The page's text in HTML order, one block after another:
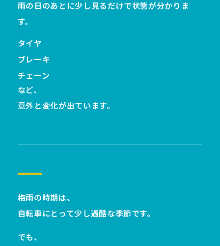
雨の日のあとに少し見るだけで状態が分かりま
す。
タイヤ
ブレーキ
チェーン
など、
意外と変化が出ています。
梅雨の時期は、
自転車にとって少し過酷な季節です。
でも、